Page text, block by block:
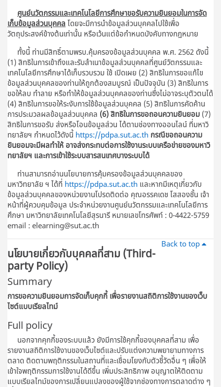
ศูนย์นวัตกรรมและเทคโนโลยีการศึกษาขอรับความยินยอมในการจัด
เก็บข้อมูลส่วนบุคคล โดยจะมีการนำข้อมูลส่วนบุคคลไปใช้เพื่อ
วัตถุประสงค์ข้างต้นเท่านั้น หรือเว้นแต่ข้อกำหนดบังคับทางกฎหมาย
ทั้งนี้ ท่านมีสิทธิ์ตามพรบ.คุ้มครองข้อมูลส่วนบุคคล พ.ศ. 2562 ดังนี้
(1) สิทธิในการเข้าถึงและรับสำเนาข้อมูลส่วนบุคคลที่ศูนย์วัตกรรมและ
เทคโนโลยีการศึกษาได้เก็บรวบรวม ใช้ เปิดเผย (2) สิทธิในการขอแก้ไข
ข้อมูลส่วนบุคคลของท่านให้ถูกต้องสมบูรณ์ เป็นปัจจุบัน (3) สิทธิในการ
ขอให้ลบ ทำลาย หรือทำให้ข้อมูลส่วนบุคคลของท่านซึ่งไม่อาจระบุตัวตนได้
(4) สิทธิในการขอให้ระงับการใช้ข้อมูลส่วนบุคคล (5) สิทธิในการคัดค้าน
การประมวลผลข้อมูลส่วนบุคคล (6) สิทธิในการขอถอนความยินยอม (7)
สิทธิในการขอรับ ส่งหรือโอนข้อมูลส่วน ได้ตามช่องทางออนไลน์ ที่มหาวิ
ทยาลัยฯ กำหนดไว้ดังนี้ https://pdpa.sut.ac.th กรณีขอถอนความ
ยินยอมจะมีผลทำให้ อาจส่งกระทบต่อการใช้งานระบบเครือข่ายของมหาวิ
ทยาลัยฯ และการเข้าใช้ระบบสารสนเทศบางระบบได้
ท่านสามารถอ่านนโยบายการคุ้มครองข้อมูลส่วนบุคคลของ
มหาวิทยาลัย ฯ ได้ที่ https://pdpa.sut.ac.th และหากมีเหตุเกี่ยวกับ
ข้อมูลส่วนบุคคลของหน่วยงานโปรดติดต่อ คุณอรรคเดช โสสองชั้น เจ้า
หน้าที่ผู้ควบคุมข้อมูล ประจําหน่วยงานศูนย์นวัตกรรมและเทคโนโลยีการ
ศึกษา มหาวิทยาลัยเทคโนโลยีสุรนารี หมายเลขโทรศัพท์ : 0-4422-5759
email : elearning@sut.ac.th
Back to top
นโยบายเกี่ยวกับบุคคลที่สาม (Third-
party Policy)
Summary
การขอความยินยอมการจัดเก็บคุกกี้ เพื่อรายงานสถิติการใช้งานของเว็บ
ไซต์แบบเรียลไทม์
Full policy
นอกจากคุกกี้ของระบบแล้ว ยังมีการใช้คุกกี้ของบุคคลที่สาม เพื่อ
รายงานสถิติการใช้งานของเว็บไซต์และปรับแต่งความพยายามทางการ
ตลาด ติดตามพฤติกรรมในสถานที่และเชื่อมโยงกับตัวชี้วัดอื่น ๆ เพื่อให้
เข้าใจพฤติกรรมการใช้งานได้ดีขึ้น เพิ่มประสิทธิภาพ อนุญาตให้ติดตาม
แบบเรียลไทม์ของการเปลี่ยนแปลงของผู้ใช้จากช่องทางการตลาดต่าง ๆ